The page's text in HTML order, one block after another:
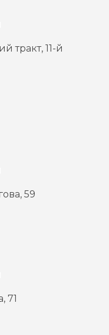
тракт, 11-й
59
71